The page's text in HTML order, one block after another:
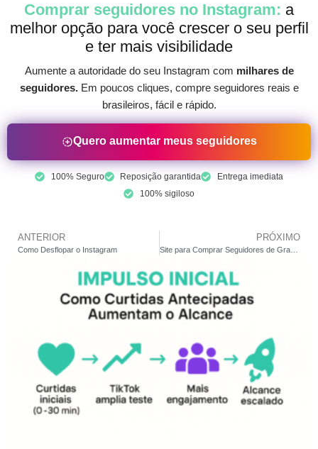
Comprar seguidores no Instagram: a
melhor opção para você crescer o seu perfil
e ter mais visibilidade
Aumente a autoridade do seu Instagram com milhares de
seguidores.Em poucos cliques, compre seguidores reais e
brasileiros, fácil e rápido.
Quero aumentar meus seguidores
100% Seguro Reposição garantida
Entrega imediata
100% sigiloso
ANTERIOR
Como Desflopar o Instagram
PRÓXIMO
Site para Comprar Seguidores de Graça São Confiáveis?